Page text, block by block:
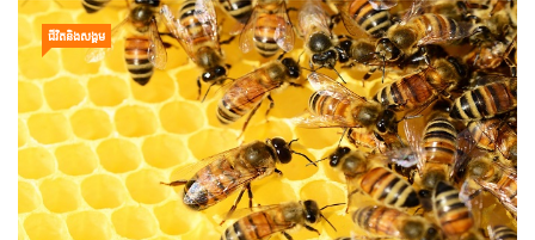
ជីវិតនិងសង្គម